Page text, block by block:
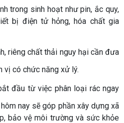
trong sinh hoạt như pin, ắc quy,
bị điện tử hỏng, hóa chất gia
riêng chất thải nguy hại cần đưa
vị có chức năng xử lý.
đầu từ việc phân loại rác ngay
nay sẽ góp phần xây dựng xã
bảo vệ môi trường và sức khỏe